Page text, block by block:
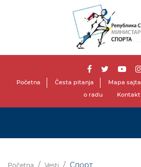
Početna Česta pitanja Mapa sajta
o radu
Kontakt
Početna Vesti Спорт